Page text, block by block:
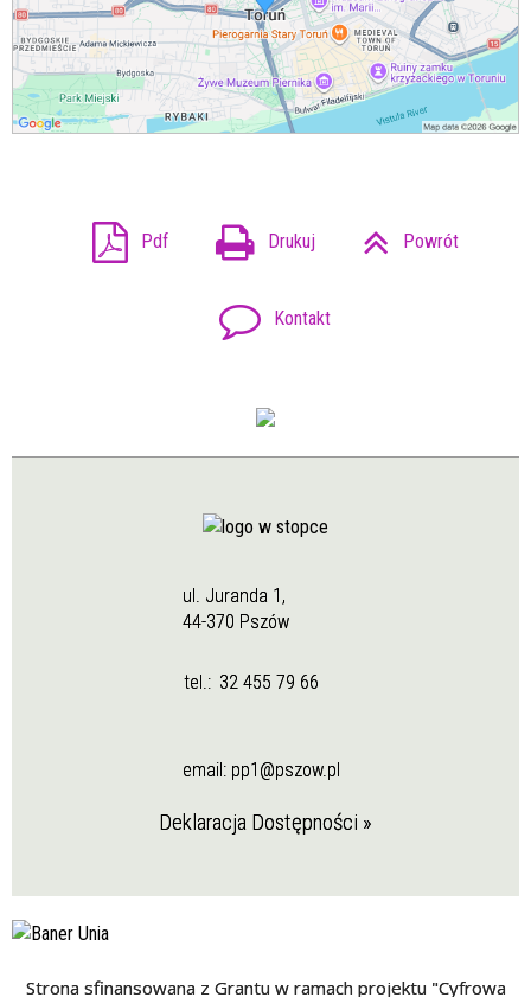
Pdf Drukuj Powrót
Kontakt
ul. Juranda 1,
44-370 Pszów
tel.: 32 455 79 66
email: pp1@pszow.pl
Deklaracja Dostępności »
Strona sfinansowana z Grantu w ramach projektu "Cyfrowa